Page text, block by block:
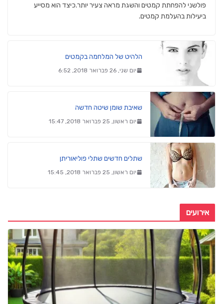
פולשני להפחתת קמטים והשגת מראה צעיר יותר.כיצד הוא מסייע
ביעילות בהעלמת קמטים.
הלהיט של המלחמה בקמטים
יום שני, 26 פברואר 2018, 6:52
שאיבת שומן שיטה חדשה
יום ראשון, 25 פברואר 2018, 15:47
שתלים חדשים שתלי פוליאוריתן
יום ראשון, 25 פברואר 2018, 15:45
אירועים